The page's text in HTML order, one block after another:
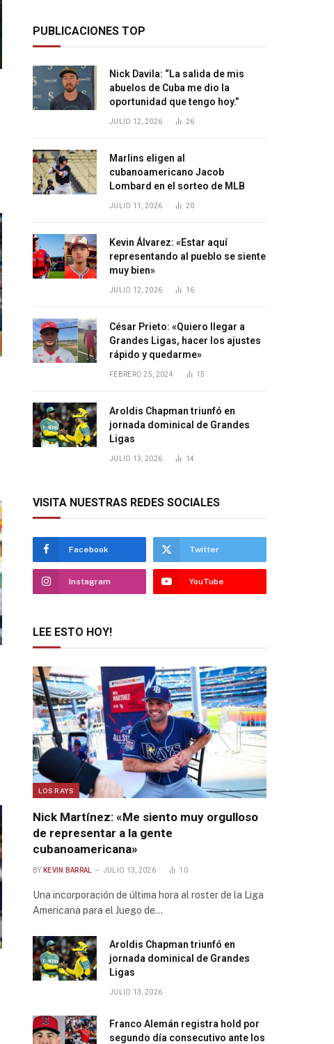
PUBLICACIONES TOP
Nick Davila: “La salida de mis
abuelos de Cuba me dio la
oportunidad que tengo hoy.”
JULIO 12, 2026 26
Marlins eligen al
cubanoamericano Jacob
Lombard en el sorteo de MLB
JULIO 11, 2026 20
Kevin Álvarez: «Estar aquí
representando al pueblo se siente
muy bien»
JULIO 12, 2026 16
César Prieto: «Quiero llegar a
Grandes Ligas, hacer los ajustes
rápido y quedarme»
FEBRERO 25, 2024 15
Aroldis Chapman triunfó en
jornada dominical de Grandes
Ligas
JULIO 13, 2026 14
VISITA NUESTRAS REDES SOCIALES
Facebook Twitter
Instagram YouTube
LEE ESTO HOY!
LOS RAYS
Nick Martínez: «Me siento muy orgulloso
de representar a la gente
cubanoamericana»
BY KEVIN BARRAL JULIO 13, 2026 10
Una incorporación de última hora al roster de la Liga
Americana para el Juego de…
Aroldis Chapman triunfó en
jornada dominical de Grandes
Ligas
JULIO 13, 2026
Franco Alemán registra hold por
segundo día consecutivo ante los